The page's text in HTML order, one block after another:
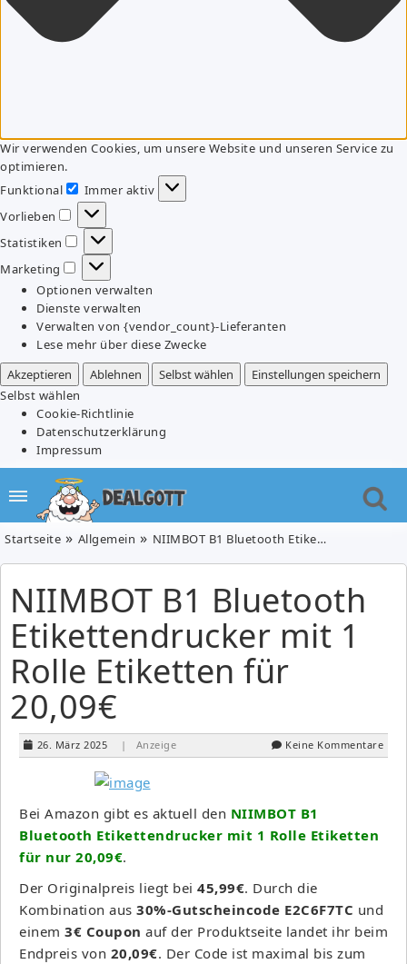
Wir verwenden Cookies, um unsere Website und unseren Service zu
optimieren.
Funktional
Funktional
Immer aktiv
Vorlieben
Vorlieben
Statistiken
Statistiken
Marketing
Marketing
Optionen verwalten
Dienste verwalten
Verwalten von {vendor_count}-Lieferanten
Lese mehr über diese Zwecke
Akzeptieren
Ablehnen Selbst wählen
Einstellungen speichern
Selbst wählen
Cookie-Richtlinie
Datenschutzerklärung
Impressum
Startseite Allgemein NIIMBOT B1 Bluetooth Etikettendrucker mit 1 Rolle Etiketten für 20,09€
NIIMBOT B1 Bluetooth
Etikettendrucker mit 1
Rolle Etiketten für
20,09€
26. März 2025 | Anzeige Keine Kommentare
Bei Amazon gibt es aktuell den NIIMBOT B1
Bluetooth Etikettendrucker mit 1 Rolle Etiketten
für nur 20,09€.
Der Originalpreis liegt bei 45,99€. Durch die
Kombination aus 30%-Gutscheincode E2C6F7TC und
einem 3€ Coupon auf der Produktseite landet ihr beim
Endpreis von 20,09€. Der Code ist maximal bis zum